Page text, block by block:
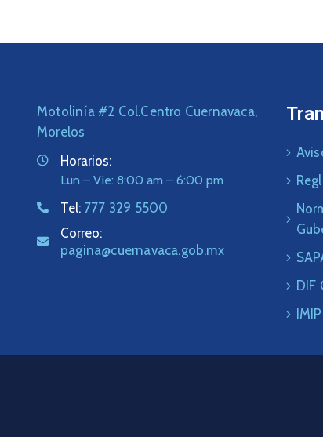
Motolinía #2 Col.Centro Cuernavaca,
Morelos
Horarios:
Lun – Vie: 8:00 am – 6:00 pm
Tel: 777 329 5500
Correo:
pagina@cuernavaca.gob.mx
DIF